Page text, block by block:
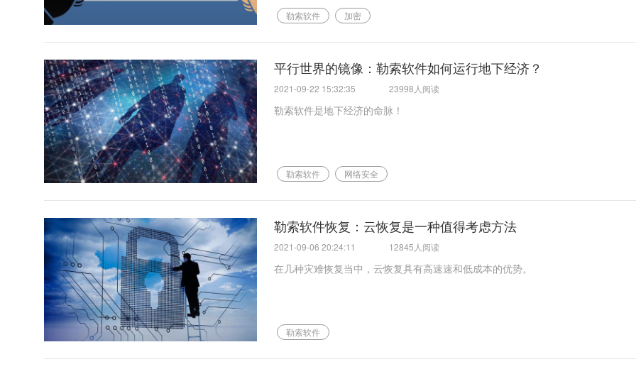
勒索软件 加密
平行世界的镜像：勒索软件如何运行地下经济？
2021-09-22 15:32:35 23998人阅读
勒索软件是地下经济的命脉！
勒索软件 网络安全
勒索软件恢复：云恢复是一种值得考虑方法
2021-09-06 20:24:11 12845人阅读
在几种灾难恢复当中，云恢复具有高速速和低成本的优势。
勒索软件